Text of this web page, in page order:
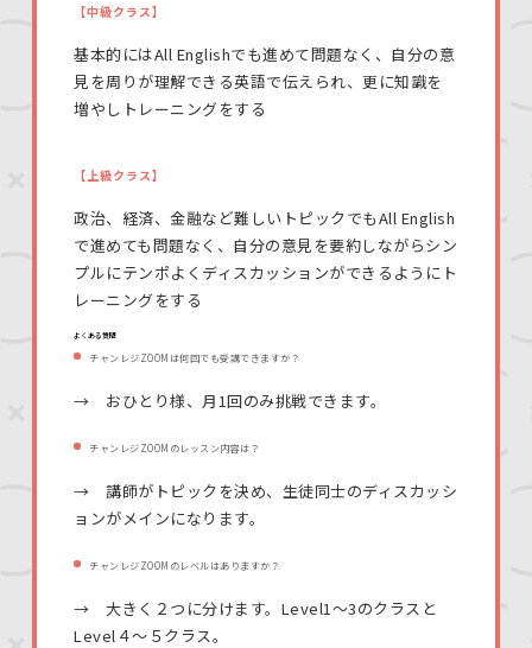
【中級クラス】
基本的にはAll Englishでも進めて問題なく、自分の意
見を周りが理解できる英語で伝えられ、更に知識を
増やしトレーニングをする
【上級クラス】
政治、経済、金融など難しいトピックでもAll English
で進めても問題なく、自分の意見を要約しながらシン
プルにテンポよくディスカッションができるようにト
レーニングをする
よくある質問
チャンレジZOOMは何回でも受講できますか？
→ おひとり様、月1回のみ挑戦できます。
チャンレジZOOMのレッスン内容は？
→ 講師がトピックを決め、生徒同士のディスカッシ
ョンがメインになります。
チャンレジZOOMのレベルはありますか？
→ 大きく２つに分けます。Level1〜3のクラスと
Level４〜５クラス。